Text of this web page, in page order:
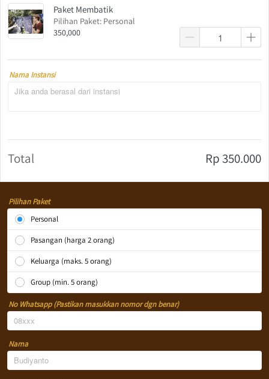
Pilihan Paket
Personal
Pasangan (harga 2 orang)
Keluarga (maks. 5 orang)
Group (min. 5 orang)
No Whatsapp (Pastikan masukkan nomor dgn benar)
Nama
Paket Membatik
Pilihan Paket: Personal
350,000
Nama Instansi
Total Rp 350.000